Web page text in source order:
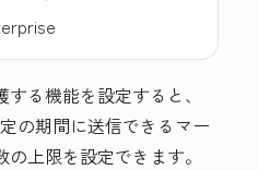
る機能を設定すると、
の期間に送信できるマー
上限を設定できます。